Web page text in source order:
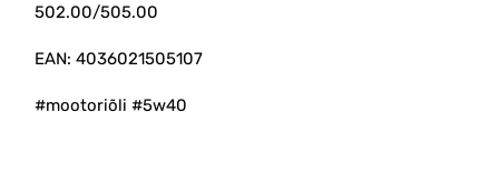
502.00/505.00
EAN: 4036021505107
#mootoriõli #5w40